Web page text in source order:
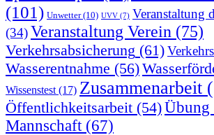
(101) Unwetter(10) UVV (7) Veranstaltung
(34)Veranstaltung Verein (75)
Verkehrsabsicherung (61)
Wasserentnahme (56)
Wissenstest (17) Zusammenarbeit
Öffentlichkeitsarbeit (54)Übung
Mannschaft (67)